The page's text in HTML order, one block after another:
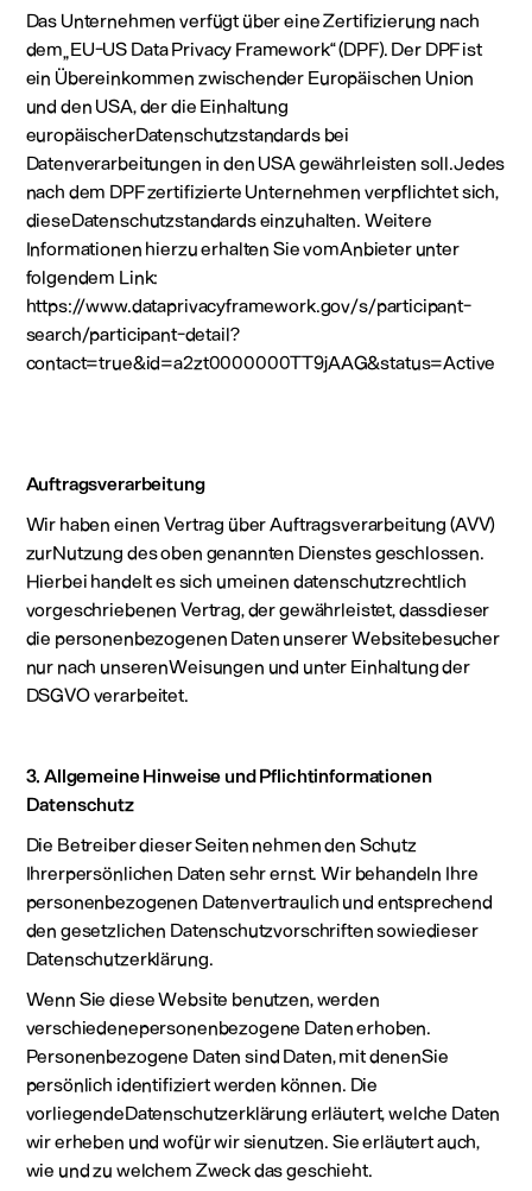
Das Unternehmen verfügt über eine Zertifizierung nach
dem„EU-US Data Privacy Framework“ (DPF). Der DPF ist
ein Übereinkommen zwischender Europäischen Union
und den USA, der die Einhaltung
europäischerDatenschutzstandards bei
Datenverarbeitungen in den USA gewährleisten soll.Jedes
nach dem DPF zertifizierte Unternehmen verpflichtet sich,
dieseDatenschutzstandards einzuhalten. Weitere
Informationen hierzu erhalten Sie vomAnbieter unter
folgendem Link:
https://www.dataprivacyframework.gov/s/participant-
search/participant-detail?
contact=true&id=a2zt0000000TT9jAAG&status=Active
Auftragsverarbeitung
Wir haben einen Vertrag über Auftragsverarbeitung (AVV)
zurNutzung des oben genannten Dienstes geschlossen.
Hierbei handelt es sich umeinen datenschutzrechtlich
vorgeschriebenen Vertrag, der gewährleistet, dassdieser
die personenbezogenen Daten unserer Websitebesucher
nur nach unserenWeisungen und unter Einhaltung der
DSGVO verarbeitet.
3. Allgemeine Hinweise und Pflichtinformationen
Datenschutz
Die Betreiber dieser Seiten nehmen den Schutz
Ihrerpersönlichen Daten sehr ernst. Wir behandeln Ihre
personenbezogenen Datenvertraulich und entsprechend
den gesetzlichen Datenschutzvorschriften sowiedieser
Datenschutzerklärung.
Wenn Sie diese Website benutzen, werden
verschiedenepersonenbezogene Daten erhoben.
Personenbezogene Daten sind Daten, mit denenSie
persönlich identifiziert werden können. Die
vorliegendeDatenschutzerklärung erläutert, welche Daten
wir erheben und wofür wir sienutzen. Sie erläutert auch,
wie und zu welchem Zweck das geschieht.